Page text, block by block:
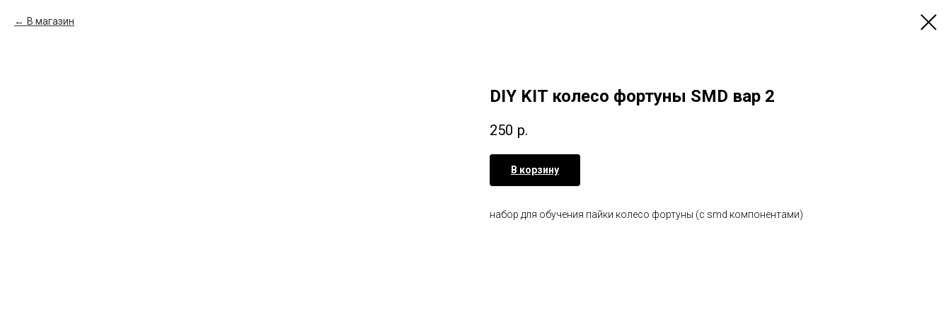
В магазин
DIY KIT колесо фортуны SMD вар 2
250 р.
В корзину
набор для обучения пайки колесо фортуны (с smd компонентами)